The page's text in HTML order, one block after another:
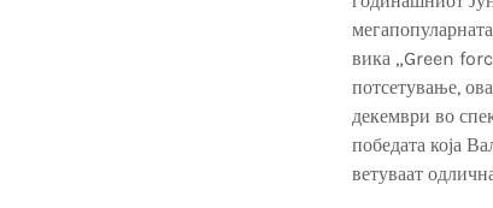
вика „Green
потсетување,
декември во
победата која
ветуваат